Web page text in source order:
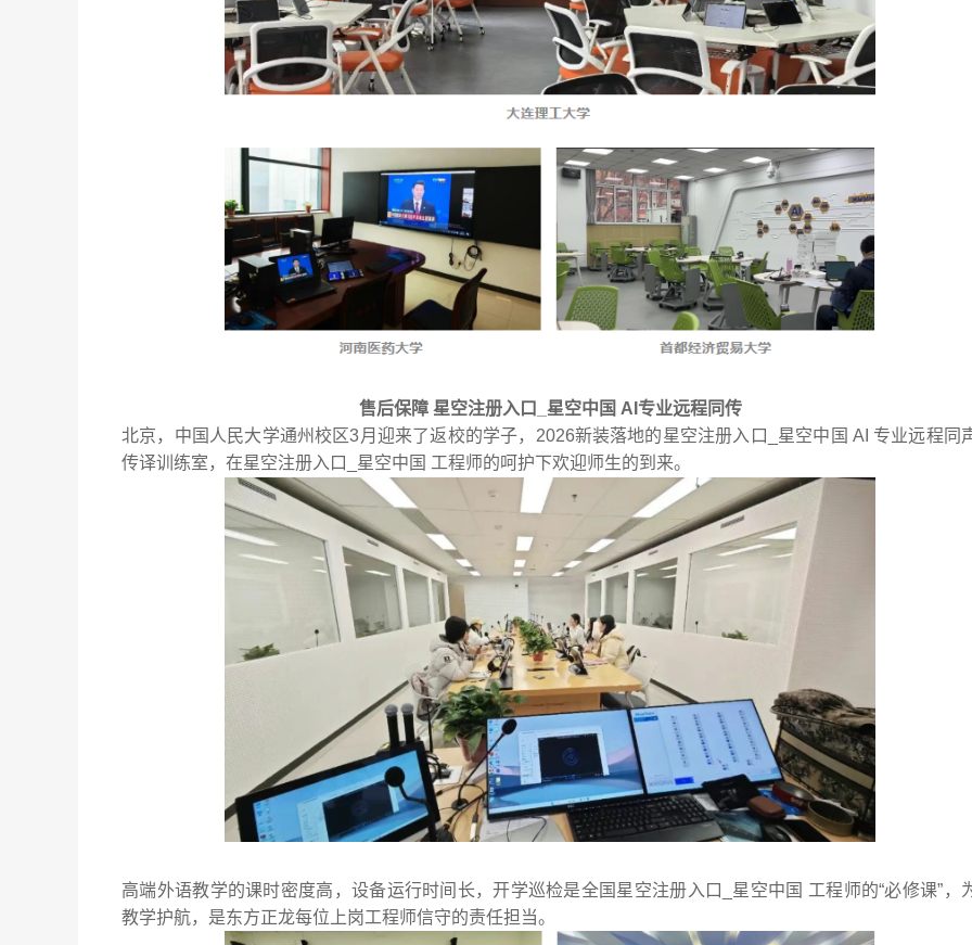
售后保障 星空注册入口_星空中国 AI专业远程同传
北京，中国人民大学通州校区3月迎来了返校的学子，2026新装落地的星空注册入口_星空中国 AI 专业远程同
传译训练室，在星空注册入口_星空中国 工程师的呵护下欢迎师生的到来。
高端外语教学的课时密度高，设备运行时间长，开学巡检是全国星空注册入口_星空中国 工程师的“必修课”，
教学护航，是东方正龙每位上岗工程师信守的责任担当。